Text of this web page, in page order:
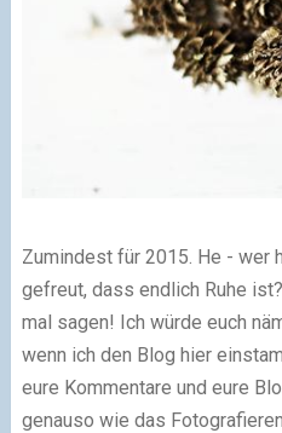
Zumindest für 2015. He - wer
gefreut, dass endlich Ruhe
mal sagen! Ich würde euch
wenn ich den Blog hier
eure Kommentare und eure
genauso wie das